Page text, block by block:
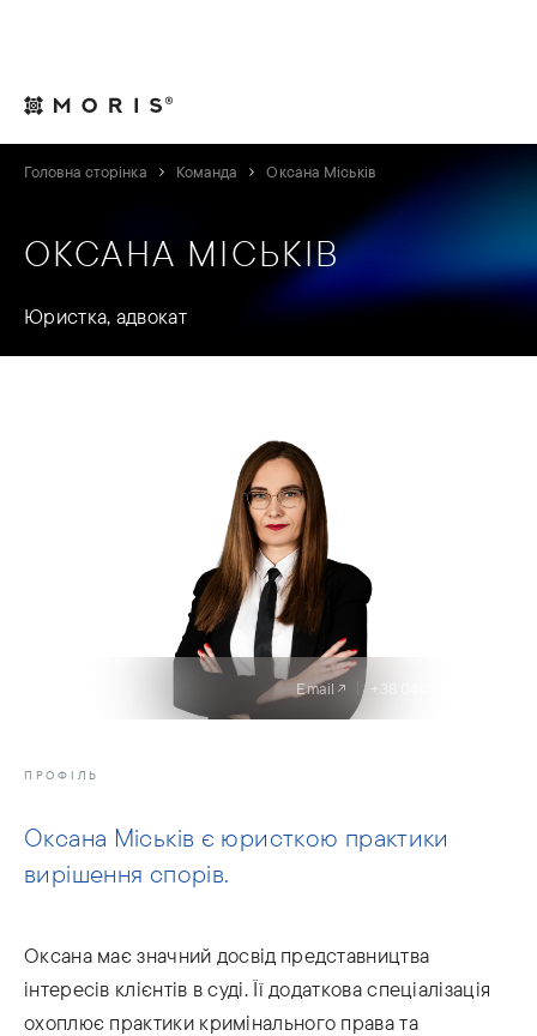
Головна сторінка Команда Оксана Міськів
ОКСАНА МІСЬКІВ
Юристка, адвокат
Email +38 044 359 03 05
ПРОФІЛЬ
Оксана Міськів є юристкою практики
вирішення спорів.
Оксана має значний досвід представництва
інтересів клієнтів в суді. Її додаткова спеціалізація
охоплює практики кримінального права та